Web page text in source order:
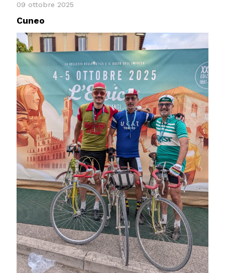
09 ottobre 2025
Cuneo